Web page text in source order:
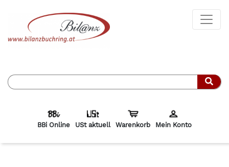
BBi Online USt aktuell Warenkorb Mein Konto